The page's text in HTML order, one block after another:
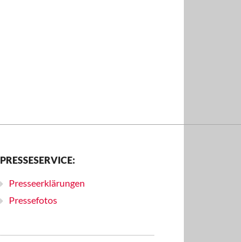
PRESSESERVICE:
Presseerklärungen
Pressefotos